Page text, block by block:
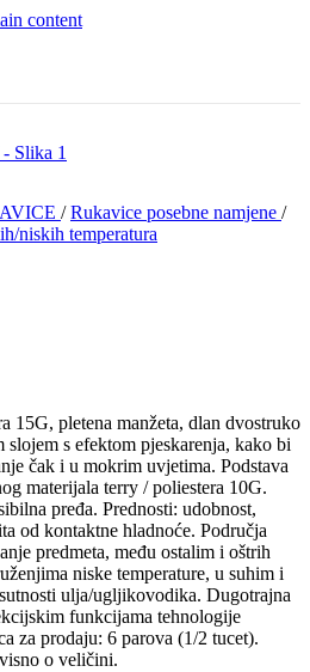
content
/ Rukavice posebne namjene /
niskih temperatura
15G, pletena manžeta, dlan dvostruko
slojem s efektom pjeskarenja, kako bi
čak i u mokrim uvjetima. Podstava
materijala terry / poliestera 10G.
pređa. Prednosti: udobnost,
od kontaktne hladnoće. Područja
predmeta, među ostalim i oštrih
niske temperature, u suhim i
ulja/ugljikovodika. Dugotrajna
funkcijama tehnologije
za prodaju: 6 parova (1/2 tucet).
o veličini.